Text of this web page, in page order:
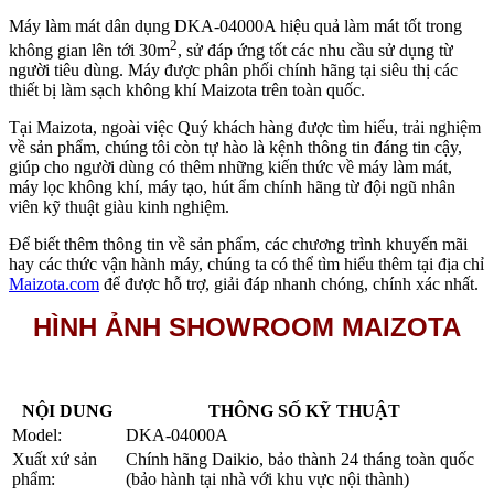
Máy làm mát dân dụng DKA-04000A hiệu quả làm mát tốt trong
không gian lên tới 30m2, sử đáp ứng tốt các nhu cầu sử dụng từ
người tiêu dùng. Máy được phân phối chính hãng tại siêu thị các
thiết bị làm sạch không khí Maizota trên toàn quốc.
Tại Maizota, ngoài việc Quý khách hàng được tìm hiểu, trải nghiệm
về sản phẩm, chúng tôi còn tự hào là kệnh thông tin đáng tin cậy,
giúp cho người dùng có thêm những kiến thức về máy làm mát,
máy lọc không khí, máy tạo, hút ẩm chính hãng từ đội ngũ nhân
viên kỹ thuật giàu kinh nghiệm.
Để biết thêm thông tin về sản phẩm, các chương trình khuyến mãi
hay các thức vận hành máy, chúng ta có thể tìm hiểu thêm tại địa chỉ
Maizota.com để được hỗ trợ, giải đáp nhanh chóng, chính xác nhất.
HÌNH ẢNH SHOWROOM MAIZOTA
NỘI DUNG
THÔNG SỐ KỸ THUẬT
Model:
DKA-04000A
Xuất xứ sản
phẩm:
Chính hãng Daikio, bảo thành 24 tháng toàn quốc
(bảo hành tại nhà với khu vực nội thành)